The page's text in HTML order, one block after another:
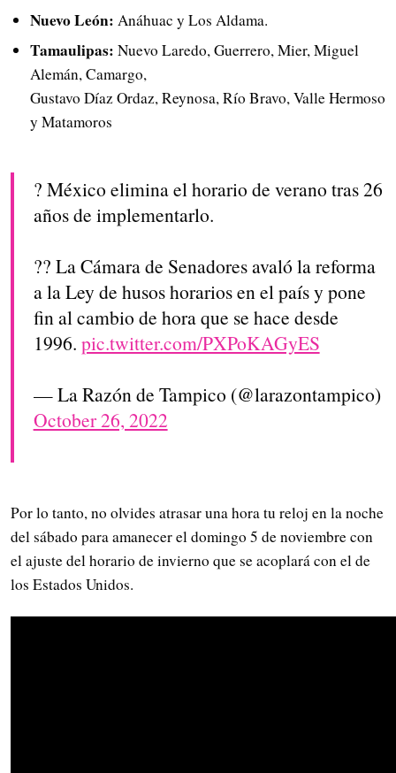
Nuevo León: Anáhuac y Los Aldama.
Tamaulipas: Nuevo Laredo, Guerrero, Mier, Miguel
Alemán, Camargo,
Gustavo Díaz Ordaz, Reynosa, Río Bravo, Valle Hermoso
y Matamoros
? México elimina el horario de verano tras 26
años de implementarlo.
?? La Cámara de Senadores avaló la reforma
a la Ley de husos horarios en el país y pone
fin al cambio de hora que se hace desde
1996. pic.twitter.com/PXPoKAGyES
— La Razón de Tampico (@larazontampico)
October 26, 2022
Por lo tanto, no olvides atrasar una hora tu reloj en la noche
del sábado para amanecer el domingo 5 de noviembre con
el ajuste del horario de invierno que se acoplará con el de
los Estados Unidos.